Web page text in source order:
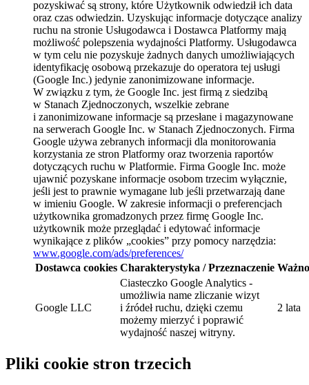
pozyskiwać są strony, które Użytkownik odwiedził ich data
oraz czas odwiedzin. Uzyskując informacje dotyczące analizy
ruchu na stronie Usługodawca i Dostawca Platformy mają
możliwość polepszenia wydajności Platformy. Usługodawca
w tym celu nie pozyskuje żadnych danych umożliwiających
identyfikację osobową przekazuje do operatora tej usługi
(Google Inc.) jedynie zanonimizowane informacje.
W związku z tym, że Google Inc. jest firmą z siedzibą
w Stanach Zjednoczonych, wszelkie zebrane
i zanonimizowane informacje są przesłane i magazynowane
na serwerach Google Inc. w Stanach Zjednoczonych. Firma
Google używa zebranych informacji dla monitorowania
korzystania ze stron Platformy oraz tworzenia raportów
dotyczących ruchu w Platformie. Firma Google Inc. może
ujawnić pozyskane informacje osobom trzecim wyłącznie,
jeśli jest to prawnie wymagane lub jeśli przetwarzają dane
w imieniu Google. W zakresie informacji o preferencjach
użytkownika gromadzonych przez firmę Google Inc.
użytkownik może przeglądać i edytować informacje
wynikające z plików „cookies” przy pomocy narzędzia:
www.google.com/ads/preferences/
Dostawca cookies Charakterystyka / Przeznaczenie
Google LLC
Ciasteczko Google Analytics -
umożliwia name zliczanie wizyt
i źródeł ruchu, dzięki czemu
możemy mierzyć i poprawić
wydajność naszej witryny.
2 lata
Pliki cookie stron trzecich